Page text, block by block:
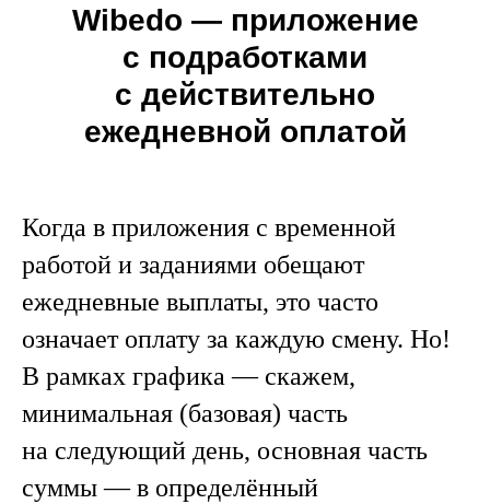
Wibedo — приложение
с подработками
с действительно
ежедневной оплатой
Когда в приложения с временной
работой и заданиями обещают
ежедневные выплаты, это часто
означает оплату за каждую смену. Но!
В рамках графика — скажем,
минимальная (базовая) часть
на следующий день, основная часть
суммы — в определённый